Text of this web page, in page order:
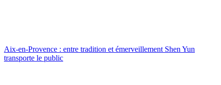
Aix-en-Provence : entre tradition et émerveillement Shen Yun
transporte le public